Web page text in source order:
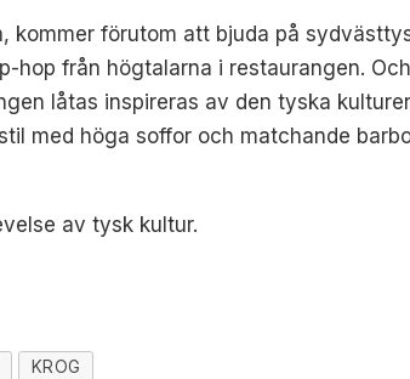
kommer förutom att bjuda på
hop från högtalarna i restaurangen.
låtas inspireras av den tyska
med höga soffor och matchande
av tysk kultur.
KROG